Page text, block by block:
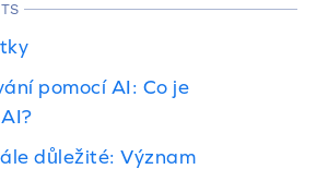
pomocí AI: Co je
důležité: Význam